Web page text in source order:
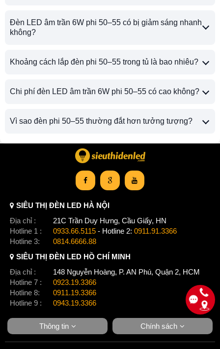
Đèn LED âm trần 6W phi 50–55 có bị giảm sáng nhanh
không?
Khoảng cách lắp đèn phi 50–55 trong tủ là bao nhiêu?
Chi phí đèn LED âm trần 6W phi 50–55 có cao không?
Vì sao đèn phi 50–55 thường đắt hơn tưởng tượng?
SIÊU THỊ ĐÈN LED HÀ NỘI
Địa chỉ :
21C Trần Duy Hưng, Cầu Giấy, HN
Hotline 1 :
0933.66.5115 - Hotline 2: 0911.91.3366
Hotline 3:
0814.6666.88
SIÊU THỊ ĐÈN LED HỒ CHÍ MINH
Địa chỉ :
148 Nguyễn Hoàng, P. AN Phú, Quận 2, HCM
Hotline 7 :
0923.19.3366
Hotline 8:
0911.19.3366
Hotline 9 :
0943.19.3366
Thông tin Chính sách